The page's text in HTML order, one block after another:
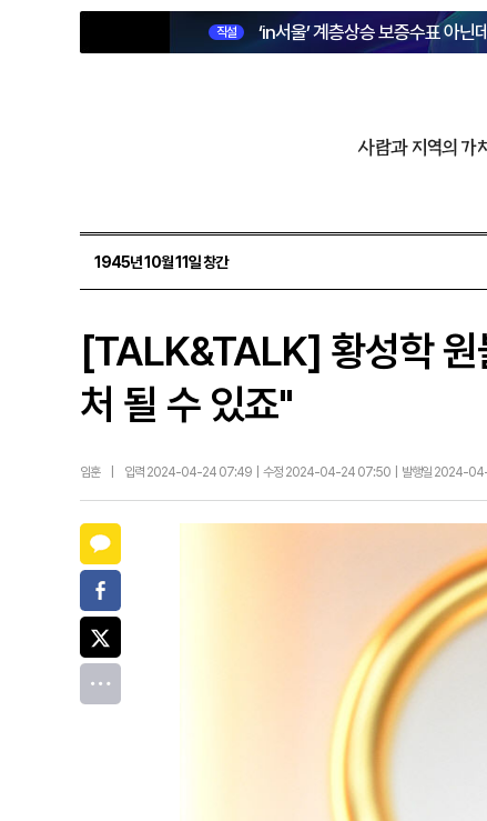
직설 ‘in서울’ 계층상승 보증수표 아닌
사람과 지역의 가
1945년 10월 11일 창간
[TALK&TALK] 황성학 원
처 될 수 있죠"
임훈 입력 2024-04-24 07:49 | 수정 2024-04-24 07:50 | 발행일 2024-04-